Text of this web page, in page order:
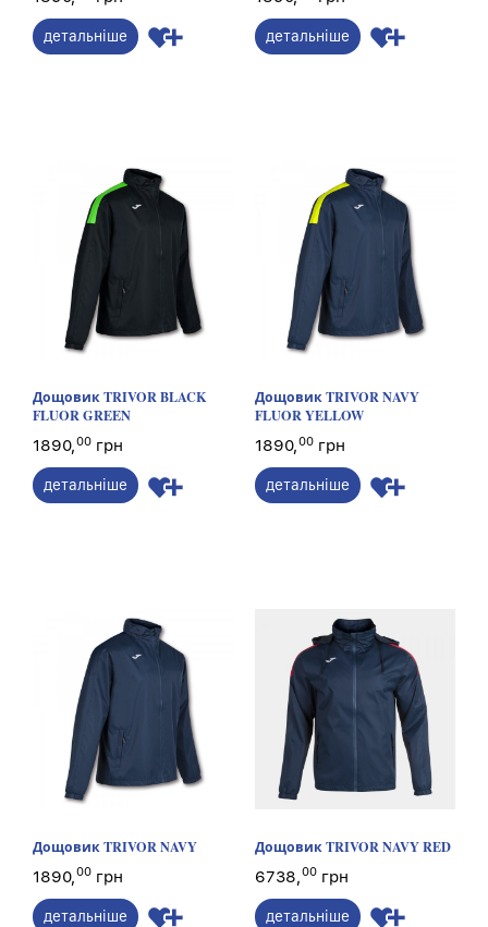
детальніше детальніше
Дощовик TRIVOR BLACK
FLUOR GREEN
1890,00 грн
детальніше
Дощовик TRIVOR NAVY
FLUOR YELLOW
1890,00 грн
детальніше
Дощовик TRIVOR NAVY
1890,00 грн
детальніше
Дощовик TRIVOR NAVY RED
6738,00 грн
детальніше